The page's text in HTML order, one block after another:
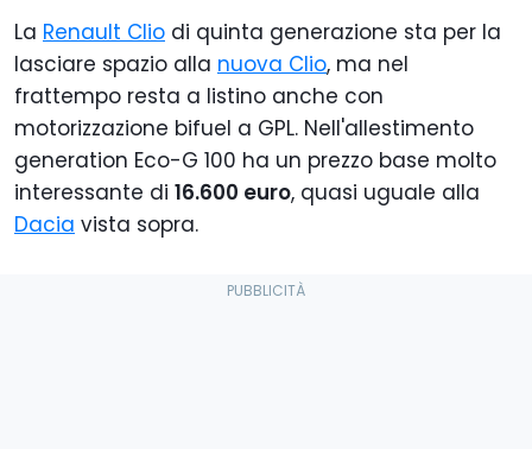
La Renault Clio di quinta generazione sta per la
lasciare spazio alla nuova Clio, ma nel
frattempo resta a listino anche con
motorizzazione bifuel a GPL. Nell'allestimento
generation Eco-G 100 ha un prezzo base molto
interessante di 16.600 euro, quasi uguale alla
Dacia vista sopra.